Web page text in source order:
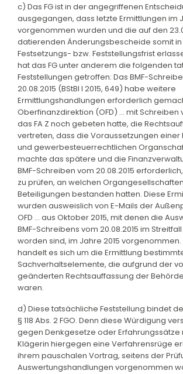
c) Das FG ist in der angegriffenen
ausgegangen, dass letzte Ermittlungen im
vorgenommen wurden und die auf den
datierenden Änderungsbescheide somit
Festsetzungs- bzw. Feststellungsfrist
hat das FG unter anderem die folgenden
Feststellungen getroffen: Das BMF-
20.08.2015 (BStBl I 2015, 649) habe weitere
Ermittlungshandlungen erforderlich
Oberfinanzdirektion (OFD) ... mit Schreiben
das FA Z noch gebeten hatte, die
vertreten, dass die Voraussetzungen
und gewerbesteuerrechtlichen
machte das spätere und die
BMF-Schreiben vom 20.08.2015
zu prüfen, an welchen
Beteiligungen bestanden hatten. Diese
wurden ausweislich von E-Mails der
OFD ... aus Oktober 2015, mit denen die
BMF-Schreibens vom 20.08.2015 im
worden sind, im Jahre 2015
handelt es sich um die Ermittlung
Sachverhaltselemente, die aufgrund der
geänderten Rechtsauffassung der
waren.
d) Diese tatsächliche Feststellung bindet
§ 118 Abs. 2 FGO. Denn diese Würdigung
gegen Denkgesetze oder Erfahrungssätze
Klägerin hiergegen eine Verfahrensrüge
ihrem pauschalen Vortrag, seitens der
Auswertungshandlungen vorgenommen